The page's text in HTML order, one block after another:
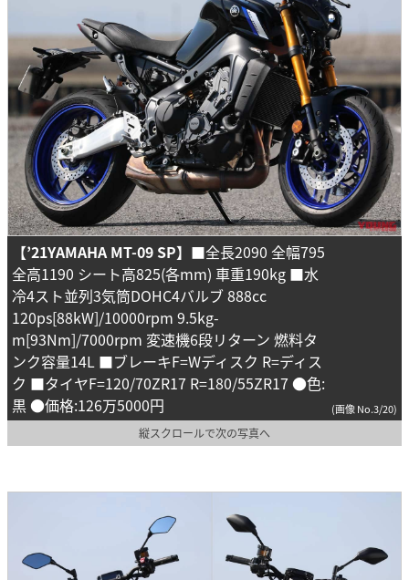
【’21YAMAHA MT-09 SP】 ■全長2090 全幅795
全高1190 シート高825(各mm) 車重190kg ■水
冷4スト並列3気筒DOHC4バルブ 888cc
120ps[88kW]/10000rpm 9.5kg-
m[93Nm]/7000rpm 変速機6段リターン 燃料タ
ンク容量14L ■ブレーキF=Wディスク R=ディス
ク ■タイヤF=120/70ZR17 R=180/55ZR17 ●色:
黒 ●価格:126万5000円
(画像 No.3/20)
縦スクロールで次の写真へ